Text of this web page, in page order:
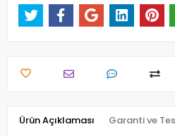
Ürün Açıklaması Garanti ve